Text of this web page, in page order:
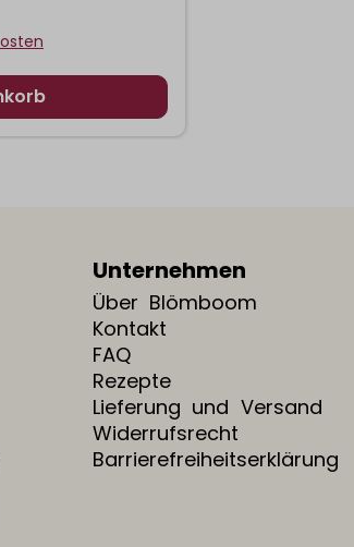
Die dunklere
Hot Chocolate
Unternehmen
Über Blömboom
Kontakt
FAQ
Rezepte
Lieferung und Versand
Widerrufsrecht
Barrierefreiheitserklärung